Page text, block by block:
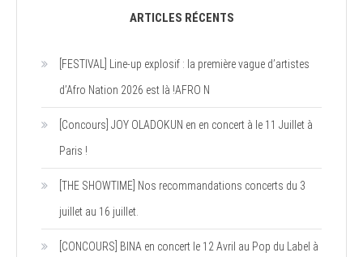
ARTICLES RÉCENTS
[FESTIVAL] Line-up explosif : la première vague d’artistes
d’Afro Nation 2026 est là !AFRO N
[Concours] JOY OLADOKUN en en concert à le 11 Juillet à
Paris !
[THE SHOWTIME] Nos recommandations concerts du 3
juillet au 16 juillet.
[CONCOURS] BINA en concert le 12 Avril au Pop du Label à